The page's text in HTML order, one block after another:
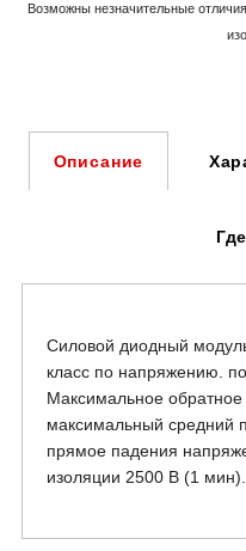
Возможны незначительные
Описание
Силовой диодный
класс по напряжению.
Максимальное
максимальный средний
прямое падения
изоляции 2500 В (1 мин).